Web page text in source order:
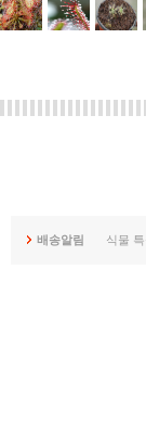
배송알림 식물